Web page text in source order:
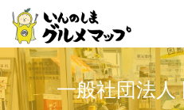
一般社団法人